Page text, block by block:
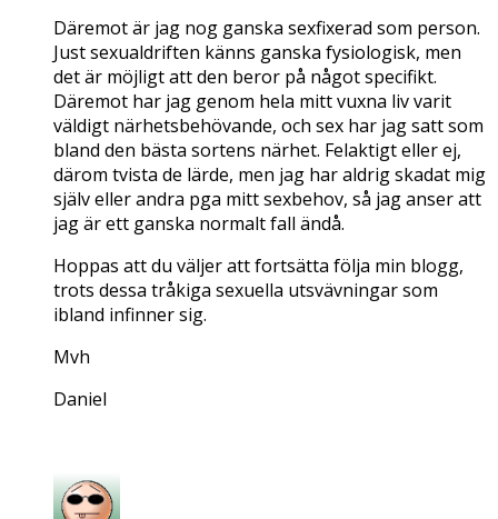
Däremot är jag nog ganska sexfixerad som person.
Just sexualdriften känns ganska fysiologisk, men
det är möjligt att den beror på något specifikt.
Däremot har jag genom hela mitt vuxna liv varit
väldigt närhetsbehövande, och sex har jag satt som
bland den bästa sortens närhet. Felaktigt eller ej,
därom tvista de lärde, men jag har aldrig skadat mig
själv eller andra pga mitt sexbehov, så jag anser att
jag är ett ganska normalt fall ändå.
Hoppas att du väljer att fortsätta följa min blogg,
trots dessa tråkiga sexuella utsvävningar som
ibland infinner sig.
Mvh
Daniel